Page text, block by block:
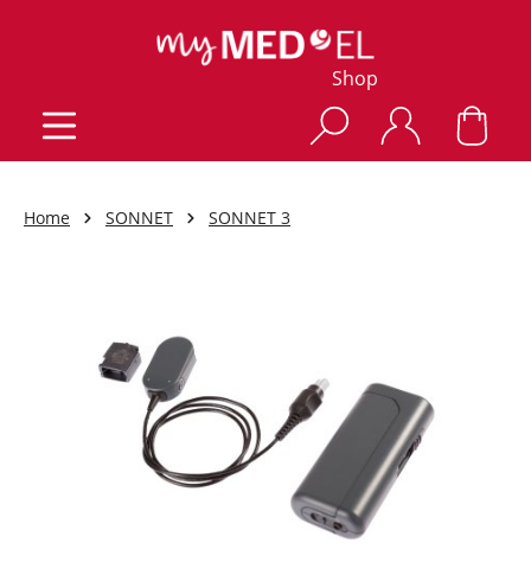
Shop
Home SONNET SONNET 3